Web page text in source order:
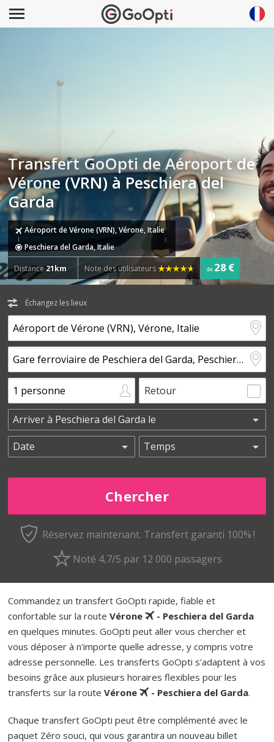
Transfert GoOpti de Aéroport de
Vérone (VRN) à Peschiera del
Garda
Aéroport de Vérone (VRN), Vérone, Italie
Peschiera del Garda, Italie
Distance21km Note des utilisateurs de 28 €
Échangez les lieux
Retour
Réservez maintenant. Transfert garanti 100% !
Noté 4,7/5 par 12 000 passagers
Commandez un transfert GoOpti rapide, fiable et
confortable sur la routeVérone
- Peschiera del Garda
en quelques minutes. GoOpti peut aller vous chercher et
vous déposer à n'importe quelle adresse, y compris votre
adresse personnelle. Les transferts GoOpti s'adaptent à vos
besoins grâce aux plusieurs horaires flexibles pour les
transferts sur la routeVérone - Peschiera del Garda.
Chaque transfert GoOpti peut être complémenté avec le
paquet Zéro souci, qui vous garantira un nouveau billet